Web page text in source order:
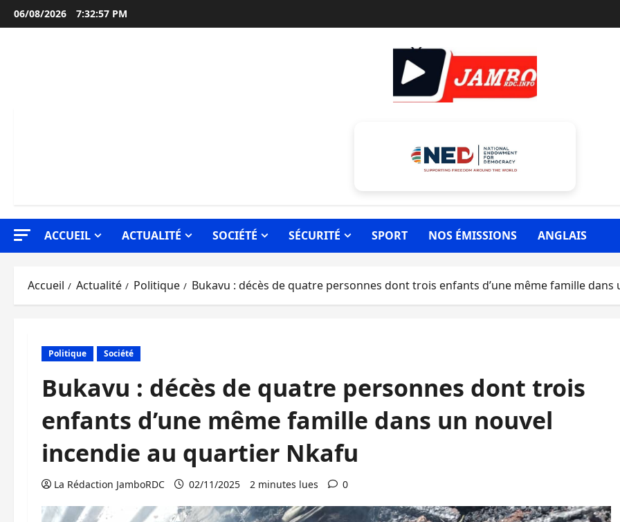
Aller
au
06/08/2026 7:32:58 PM
ACCUEIL ACTUALITÉ SOCIÉTÉ SÉCURITÉ SPORT NOS ÉMISSIONS ANGLAIS
Accueil Actualité Politique Bukavu : décès de quatre personnes dont trois enfants d’une même famille
Politique Société
Bukavu : décès de quatre personnes dont trois
enfants d’une même famille dans un nouvel
incendie au quartier Nkafu
La Rédaction JamboRDC 02/11/2025 2 minutes lues 0